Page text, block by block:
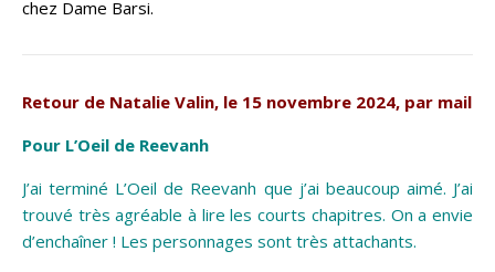
chez Dame Barsi.
Retour de Natalie Valin, le 15 novembre 2024, par mail
Pour L’Oeil de Reevanh
J’ai terminé L’Oeil de Reevanh que j’ai beaucoup aimé. J’ai
trouvé très agréable à lire les courts chapitres. On a envie
d’enchaîner ! Les personnages sont très attachants.